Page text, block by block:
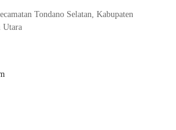
Tondano Selatan, Kabupaten
Utara